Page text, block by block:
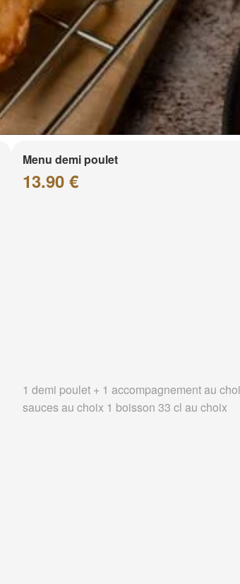
Menu demi poulet
13.90 €
1 demi poulet + 1 accompagnement au
sauces au choix 1 boisson 33 cl au choix